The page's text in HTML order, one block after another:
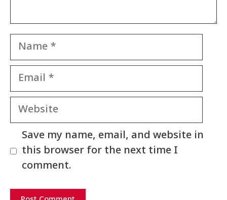
Name
Email
Website
Save my name, email, and website in
this browser for the next time I
comment.